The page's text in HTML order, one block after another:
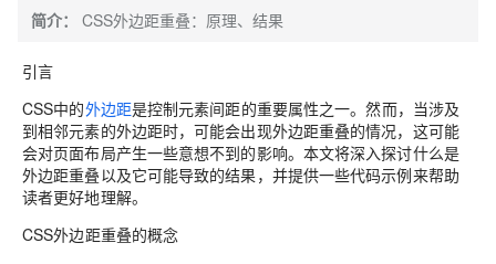
简介： CSS外边距重叠：原理、结果
引言
CSS中的外边距是控制元素间距的重要属性之一。然而，当涉及
到相邻元素的外边距时，可能会出现外边距重叠的情况，这可能
会对页面布局产生一些意想不到的影响。本文将深入探讨什么是
外边距重叠以及它可能导致的结果，并提供一些代码示例来帮助
读者更好地理解。
CSS外边距重叠的概念